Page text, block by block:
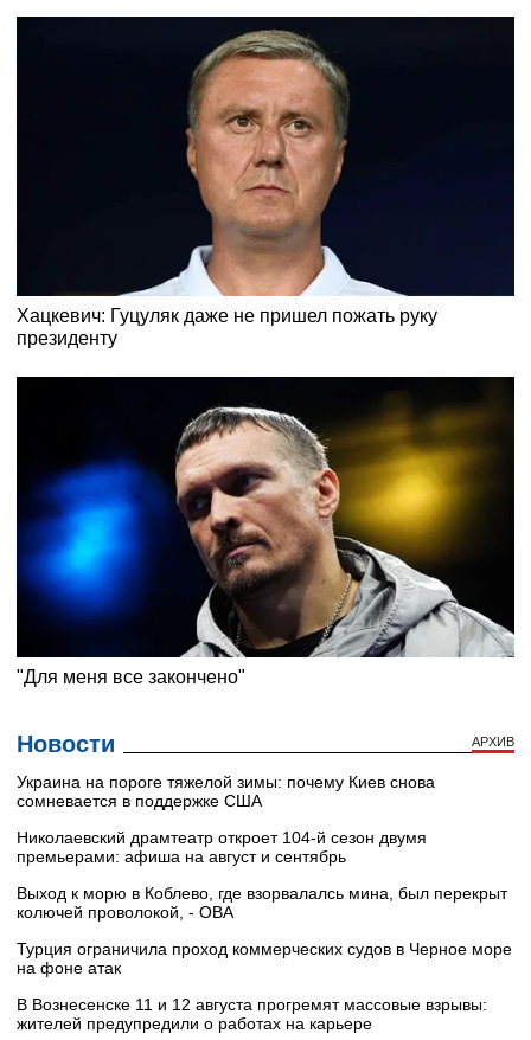
Новости АРХИВ
Украина на пороге тяжелой зимы: почему Киев снова
сомневается в поддержке США
Николаевский драмтеатр откроет 104-й сезон двумя
премьерами: афиша на август и сентябрь
Выход к морю в Коблево, где взорвалалсь мина, был перекрыт
колючей проволокой, - ОВА
Турция ограничила проход коммерческих судов в Черное море
на фоне атак
В Вознесенске 11 и 12 августа прогремят массовые взрывы:
жителей предупредили о работах на карьере